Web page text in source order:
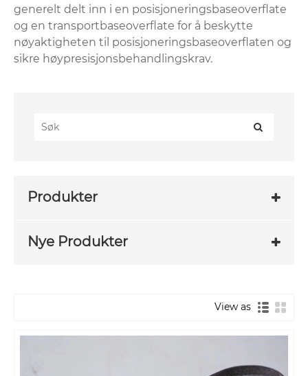
generelt delt inn i en posisjoneringsbaseoverflate
og en transportbaseoverflate for å beskytte
nøyaktigheten til posisjoneringsbaseoverflaten og
sikre høypresisjonsbehandlingskrav.
Produkter
Nye Produkter
View as